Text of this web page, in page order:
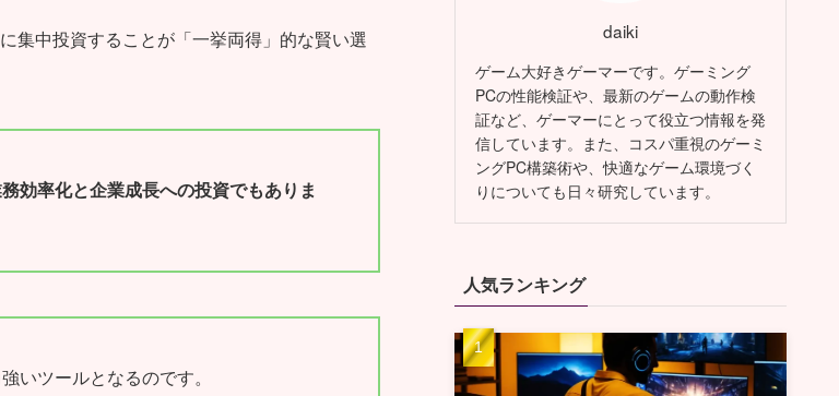
集中投資することが「一挙両得」的な賢い選
効率化と企業成長への投資でもありま
いツールとなるのです。
daiki
ゲーム大好きゲーマーです。ゲーミング
PCの性能検証や、最新のゲームの動作検
証など、ゲーマーにとって役立つ情報を発
信しています。また、コスパ重視のゲーミ
ングPC構築術や、快適なゲーム環境づく
りについても日々研究しています。
人気ランキング